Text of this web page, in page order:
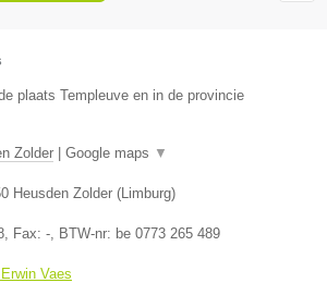
plaats Templeuve en in de provincie
Zolder Google maps ▼
Heusden Zolder ( Limburg)
, Fax: - , BTW-nr: be 0773 265 489
Vaes